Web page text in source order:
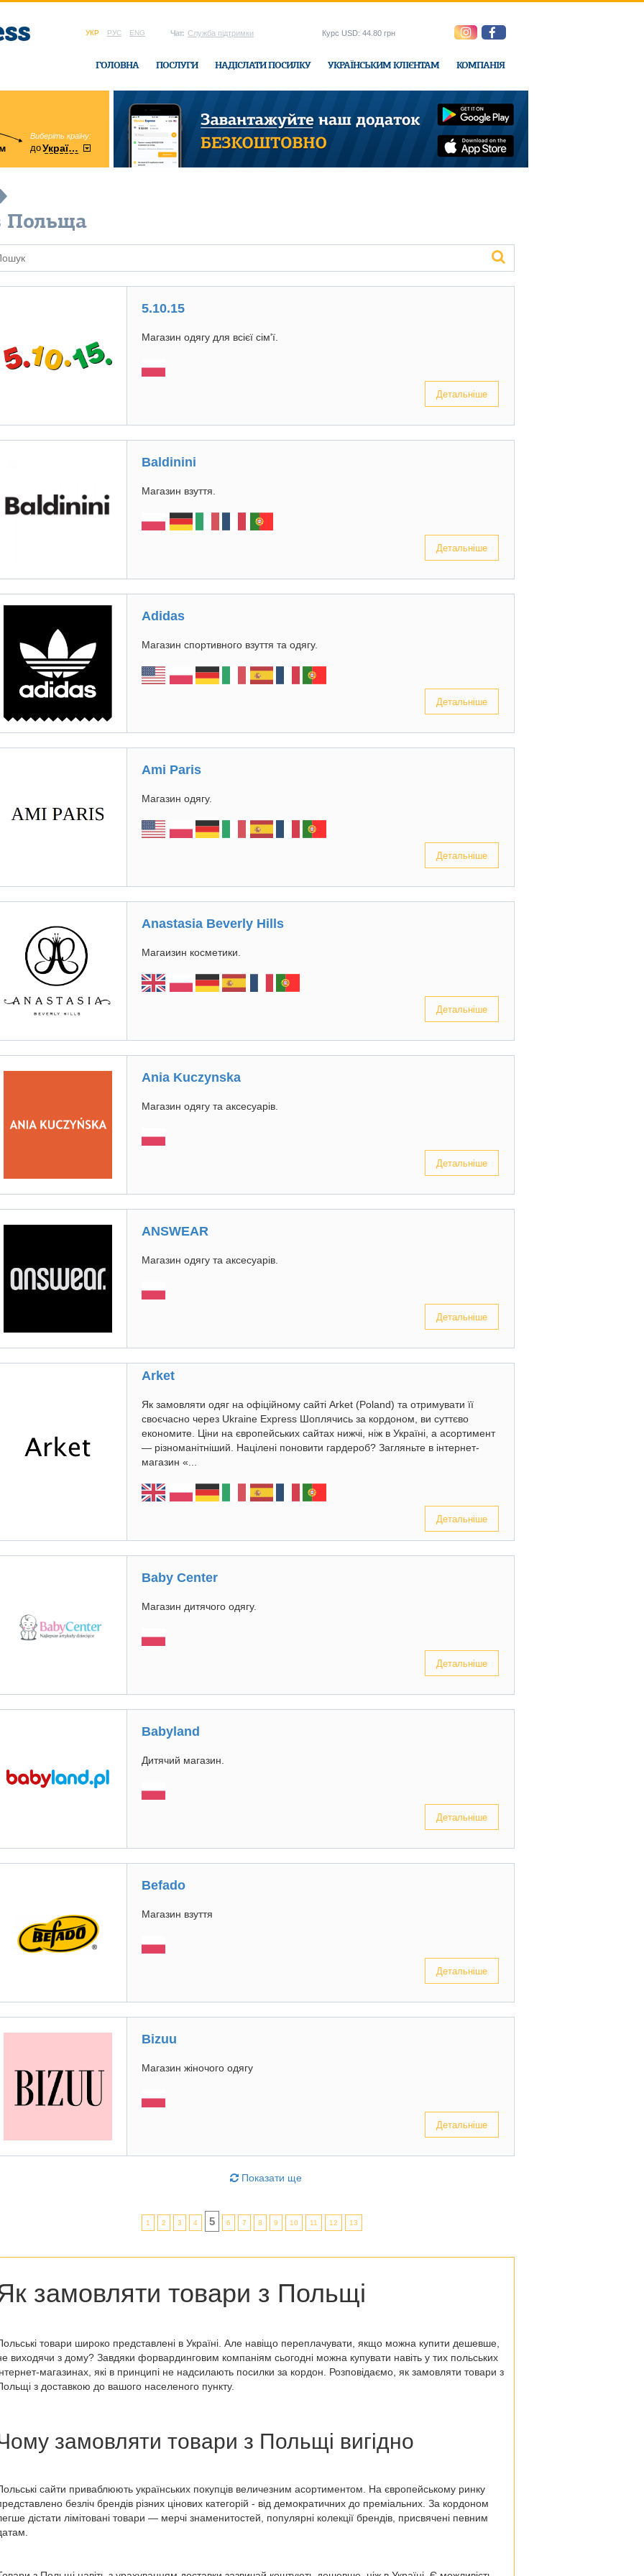
УКР РУС ENG Чат: Служба підтримки
ГОЛОВНА ПОСЛУГИ НАДІСЛАТИ ПОСИЛКУ УКРАЇНСЬКИМ КЛІЄНТАМ КОМПАНІЯ
Курс USD: 44.80 грн
Виберіть країну:
доУкраїни
область:
Вінницька в офісі Ukraine-Express
Польща
5.10.15
Магазин одягу для всієї сім'ї.
Детальніше
Вaldinini
Магазин взуття.
Детальніше
Adidas
Магазин спортивного взуття та одягу.
Детальніше
Ami Paris
Магазин одягу.
Детальніше
Anastasia Beverly Hills
Магаизин косметики.
Детальніше
Ania Kuczynska
Магазин одягу та аксесуарів.
Детальніше
ANSWEAR
Магазин одягу та аксесуарів.
Детальніше
Arket
Як замовляти одяг на офіційному сайті Arket (Poland) та отримувати її
своєчасно через Ukraine Express Шоплячись за кордоном, ви суттєво
економите. Ціни на європейських сайтах нижчі, ніж в Україні, а асортимент
— різноманітніший. Націлені поновити гардероб? Загляньте в інтернет-
магазин «...
Детальніше
Baby Center
Магазин дитячого одягу.
Детальніше
Babyland
Дитячий магазин.
Детальніше
Befado
Магазин взуття
Детальніше
Bizuu
Магазин жіночого одягу
Детальніше
Показати ще
1 2 3 4 5 6 7 8 9 10 11 12 13
замовляти товари з Польщі
товари широко представлені в Україні. Але навіщо переплачувати, якщо можна купити дешевше,
виходячи з дому? Завдяки форвардинговим компаніям сьогодні можна купувати навіть у тих польських
магазинах , які в принципі не надсилають посилки за кордон. Розповідаємо, як замовлятитовари з
з доставкою до вашого населеного пункту.
замовлятитовари з Польщі вигідно
сайти приваблюють українських покупців величезним асортиментом. На європейському ринку
безліч брендів різних цінових категорій - від демократичних до преміальних. За кордоном
дістати лімітовані товари — мерчі знаменитостей, популярні колекції брендів, присвячені певним